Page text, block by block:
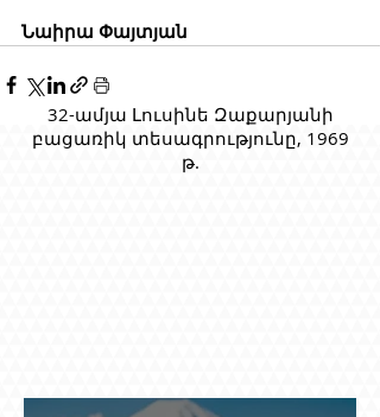
Նաիրա Փայտյան
32-ամյա Լուսինե Զաքարյանի
բացառիկ տեսագրությունը, 1969
թ.